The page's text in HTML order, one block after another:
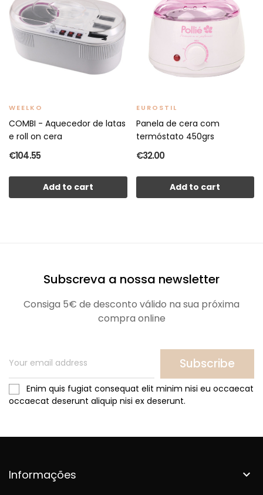
WEELKO
COMBI - Aquecedor de latas
e roll on cera
€104.55
Add to cart
EUROSTIL
Panela de cera com
termóstato 450grs
€32.00
Add to cart
Subscreva a nossa newsletter
Consiga 5€ de desconto válido na sua próxima
compra online
Subscribe
Enim quis fugiat consequat elit minim nisi eu occaecat
occaecat deserunt aliquip nisi ex deserunt.
Informações 